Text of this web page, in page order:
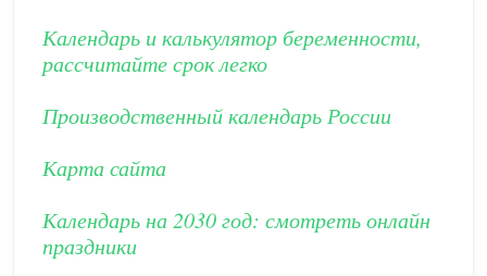
Календарь и калькулятор беременности,
рассчитайте срок легко
Производственный календарь России
Карта сайта
Календарь на 2030 год: смотреть онлайн
праздники